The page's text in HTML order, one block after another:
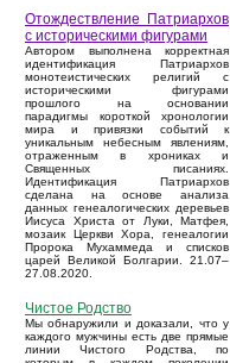
Отождествление Патриархов
с историческими фигурами
Автором выполнена корректная
идентификация Патриархов
монотеистических религий с
историческими фигурами
прошлого на основании
парадигмы короткой хронологии
мира и привязки событий к
уникальным небесным явлениям,
отраженным в хрониках и
Священных писаниях.
Идентификация Патриархов
сделана на основе анализа
данных генеалогических деревьев
Иисуса Христа от Луки, Матфея,
мозаик Церкви Хора, генеалогии
Пророка Мухаммеда и списков
царей Великой Болгарии. 21.07–
27.08.2020.
Чистое Родство
Мы обнаружили и доказали, что у
каждого мужчины есть две прямые
линии Чистого Родства, по